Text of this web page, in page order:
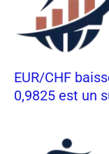
EUR/CHF
0,9825 est un